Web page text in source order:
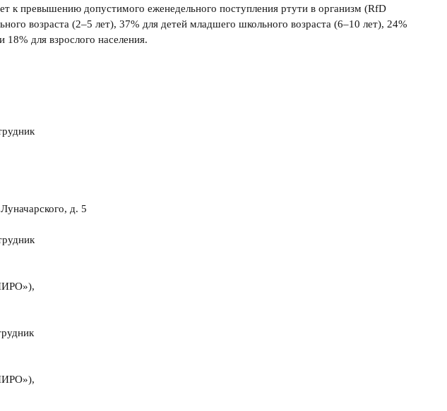
к превышению допустимого еженедельного поступления ртути в организм (RfD
возраста (2–5 лет), 37% для детей младшего школьного возраста (6–10 лет), 24%
18% для взрослого населения.
д. 5